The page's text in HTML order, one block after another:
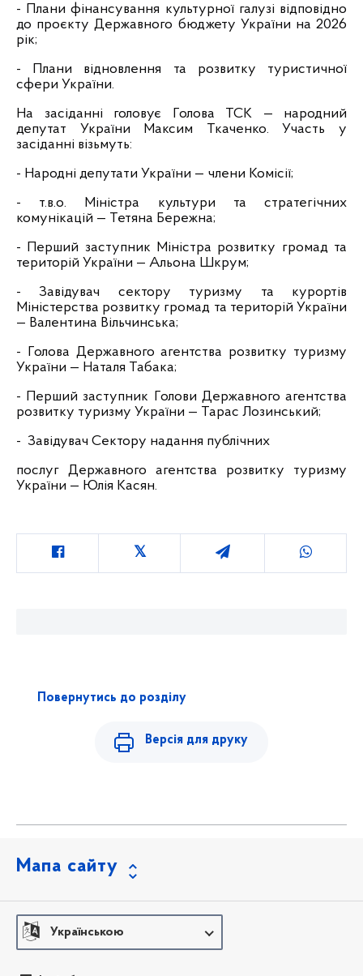
- Плани фінансування культурної галузі відповідно
до проєкту Державного бюджету України на 2026
рік;
- Плани відновлення та розвитку туристичної
сфери України.
На засіданні головує Голова ТСК — народний
депутат України Максим Ткаченко. Участь у
засіданні візьмуть:
- Народні депутати України — члени Комісії;
- т.в.о. Міністра культури та стратегічних
комунікацій — Тетяна Бережна;
- Перший заступник Міністра розвитку громад та
територій України — Альона Шкрум;
- Завідувач сектору туризму та курортів
Міністерства розвитку громад та територій України
— Валентина Вільчинська;
- Голова Державного агентства розвитку туризму
України — Наталя Табака;
- Перший заступник Голови Державного агентства
розвитку туризму України — Тарас Лозинський;
- ⁠ Завідувач Сектору надання публічних
послуг Державного агентства розвитку туризму
України — Юлія Касян.
Повернутись до розділу
Версія для друку
Мапа сайту
Українською